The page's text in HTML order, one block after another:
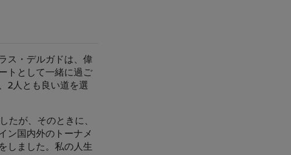
ス・デルガドは、偉
トとして一緒に過ご
2人とも良い道を選
が、そのときに、
ン国内外のトーナメ
しました。私の人生